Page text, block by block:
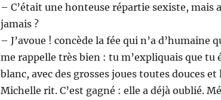
– C’était une honteuse répartie sexiste, mais
jamais ?
– J’avoue ! concède la fée qui n’a d’humaine
me rappelle très bien : tu m’expliquais que tu
blanc, avec des grosses joues toutes douces et
Michelle rit. C’est gagné : elle a déjà oublié.